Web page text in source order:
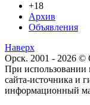
+18
Архив
Объявления
Наверх
Орск. 2001 - 2026
При использовании
сайта-источника и
информационный